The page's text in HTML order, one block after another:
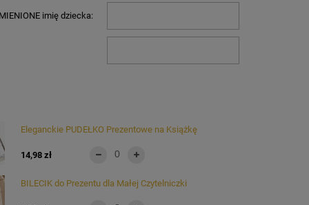
imię dziecka:
Eleganckie PUDEŁKO Prezentowe na Książkę
14,98 zł
BILECIK do Prezentu dla Małej Czytelniczki